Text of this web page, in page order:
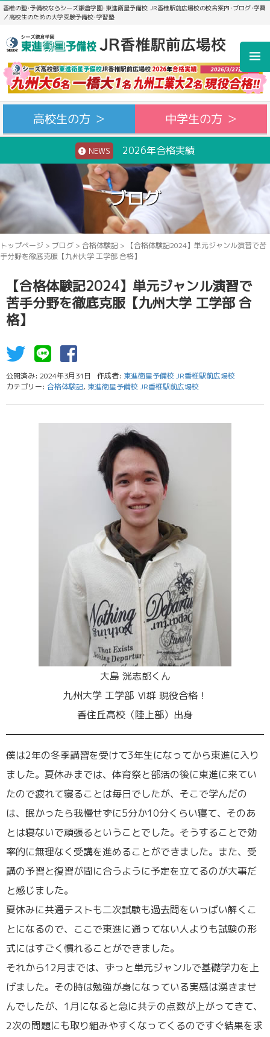
香椎の塾･予備校ならシーズ鎌倉学園･東進衛星予備校 JR香椎駅前広場校の校舎案内･ブログ･学費
／高校生のための大学受験予備校･学習塾
高校生の方 ＞ 中学生の方 ＞
NEWS 2026年合格実績
ブログ
トップページ > ブログ > 合格体験記 >
【合格体験記2024】単元ジャンル演習で苦
手分野を徹底克服【九州大学 工学部 合格】
【合格体験記2024】単元ジャンル演習で
苦手分野を徹底克服【九州大学 工学部 合
格】
公開済み: 2024年3月31日 作成者: 東進衛星予備校 JR香椎駅前広場校
カテゴリー: 合格体験記, 東進衛星予備校 JR香椎駅前広場校
大島 洸志郎くん
九州大学 工学部 Ⅵ群 現役合格！
香住丘高校（陸上部）出身
僕は2年の冬季講習を受けて3年生になってから東進に入り
ました。夏休みまでは、体育祭と部活の後に東進に来てい
たので疲れて寝ることは毎日でしたが、そこで学んだの
は、眠かったら我慢せずに5分か10分くらい寝て、そのあ
とは寝ないで頑張るということでした。そうすることで効
率的に無理なく受講を進めることができました。また、受
講の予習と復習が間に合うように予定を立てるのが大事だ
と感じました。
夏休みに共通テストも二次試験も過去問をいっぱい解くこ
とになるので、ここで東進に通ってない人よりも試験の形
式にはすごく慣れることができました。
それから12月までは、ずっと単元ジャンルで基礎学力を上
げました。その時は勉強が身になっている実感は湧きませ
んでしたが、1月になると急に共テの点数が上がってきて、
2次の問題にも取り組みやすくなってくるのですぐ結果を求